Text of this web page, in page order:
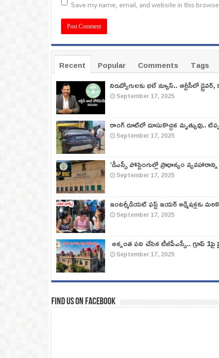
Save my name, email, and website in this
Recent Popular Comments
Tags
నిరుద్యోగులకు భలే న్యూస్.. ఆర్టీసీలో
September 17, 2025
రాంగ్ రూట్‌లో దూసుకొచ్చిన మృత్యువు..
September 17, 2025
‘డీఎస్సీ పోస్టింగుల్లో ప్రాధాన్యం
September 17, 2025
ఇంటర్మీడియట్ ఫస్ట్‌ ఇయర్‌ అడ్మిషన్లకు
September 17, 2025
అన్నంత పని చేసిన టీజీపీఎస్సీ.. గ్రూప్‌
September 17, 2025
Find us on Facebook